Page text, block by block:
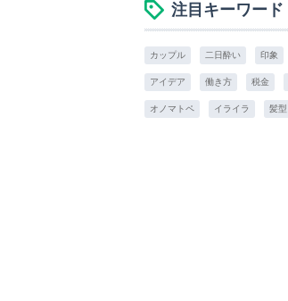
注目キーワード
カップル 二日酔い 印象
アイデア 働き方 税金
オノマトペ イライラ 髪型